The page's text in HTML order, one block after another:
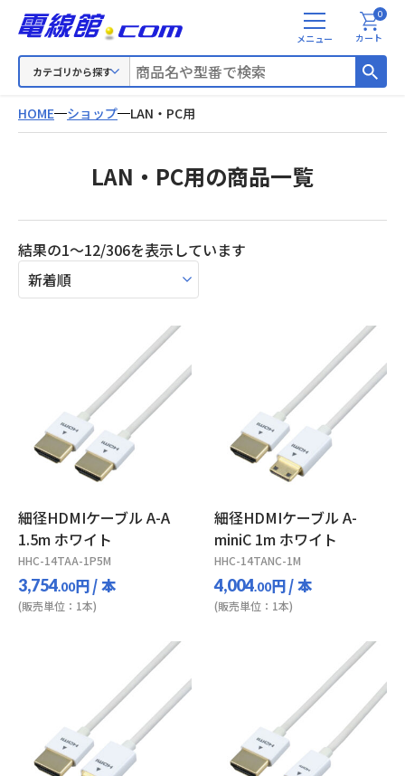
カテゴリから探す
メ
ニ
カート
0
HOME ショップ LAN・PC用
LAN・PC用の商品一覧
結果の1～12/306を表示しています
細径HDMIケーブル A-A
1.5m ホワイト
HHC-14TAA-1P5M
3,754.00円/ 本
(販売単位：1本)
細径HDMIケーブル A-
miniC 1m ホワイト
HHC-14TANC-1M
4,004.00円/ 本
(販売単位：1本)